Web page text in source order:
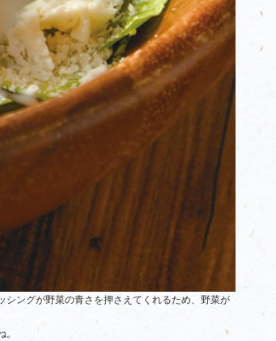
ングが野菜の青さを押さえてくれるため、野菜が